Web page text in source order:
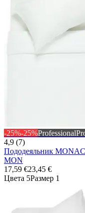
-25%-25%Professional
4,9 (7)
Пододеяльник
MON
17,59 €23,45 €
Цвета 5Размер 1